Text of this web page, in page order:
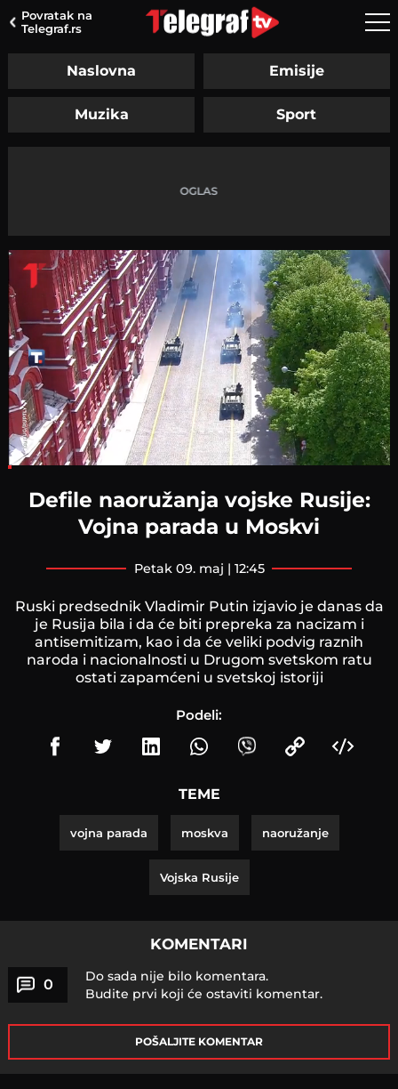
Povratak na
Telegraf.rs
Naslovna Emisije
Muzika Sport
Defile naoružanja vojske Rusije:
Vojna parada u Moskvi
petak 09. maj | 12:45
Ruski predsednik Vladimir Putin izjavio je danas da
je Rusija bila i da će biti prepreka za nacizam i
antisemitizam, kao i da će veliki podvig raznih
naroda i nacionalnosti u Drugom svetskom ratu
ostati zapamćeni u svetskoj istoriji
Podeli:
TEME
vojna parada moskva naoružanje
Vojska Rusije
KOMENTARI
0
Do sada nije bilo komentara.
Budite prvi koji će ostaviti komentar.
POŠALJITE KOMENTAR